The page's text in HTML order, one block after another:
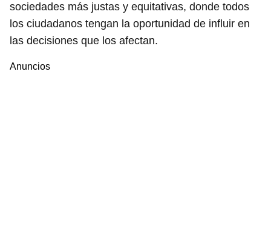
sociedades más justas y equitativas, donde todos
los ciudadanos tengan la oportunidad de influir en
las decisiones que los afectan.
Anuncios